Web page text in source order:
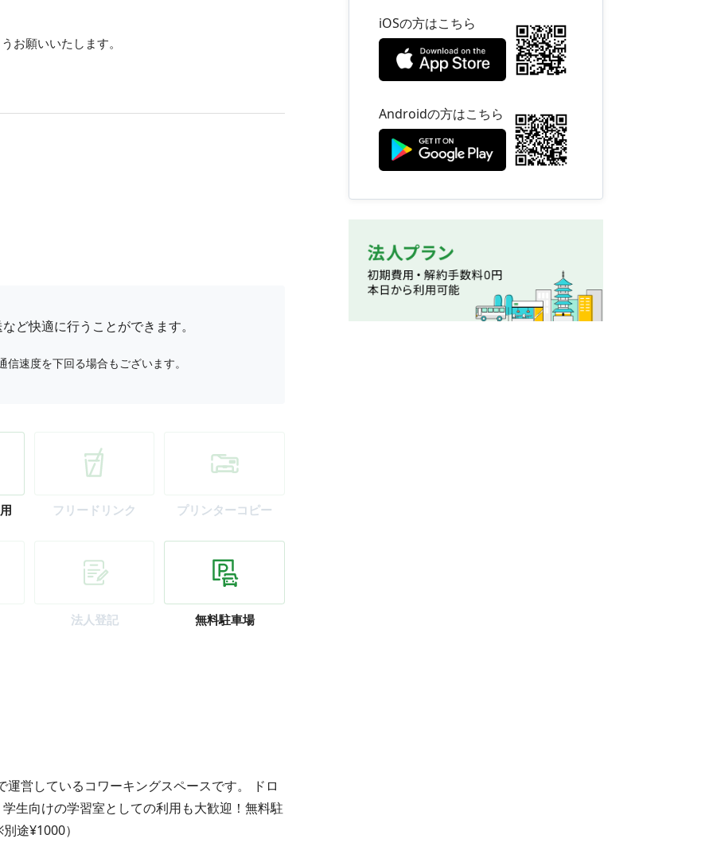
お願いいたします。
ど快適に行うことができます。
速度を下回る場合もございます。
フリー ドリンク プリンターコピー
法人登記 無料駐車場
営しているコワーキングスペースです。 ドロ
生向けの学習室としての利用も大歓迎！無料駐
途¥1000）
iOSの方はこちら
Androidの方はこちら